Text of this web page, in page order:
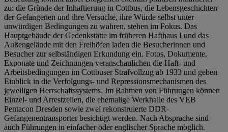
zu: die Gründe der Inhaftierung in Cottbus, die Lebensgeschichten
der Gefangenen und ihre Versuche, ihre Würde selbst unter
unwürdigen Bedingungen zu wahren, stehen im Fokus. Das
Hauptgebäude der Gedenkstätte im früheren Hafthaus I und das
Außengelände mit den Freihöfen laden die Besucherinnen und
Besucher zur selbständigen Erkundung ein. Fotos, Dokumente,
Exponate und Zeichnungen veranschaulichen die Haft- und
Arbeitsbedingungen im Cottbuser Strafvollzug ab 1933 und geben
Einblick in die Verfolgungs- und Repressionsmechanismen des
jeweiligen Herrschaftssystems. Im Rahmen von Führungen können
Einzel- und Arrestzellen, die ehemalige Werkhalle des VEB
Pentacon Dresden sowie zwei rekonstruierte DDR-
Gefangenentransporter besichtigt werden. Nach Absprache sind
auch Führungen in einfacher oder englischer Sprache möglich.